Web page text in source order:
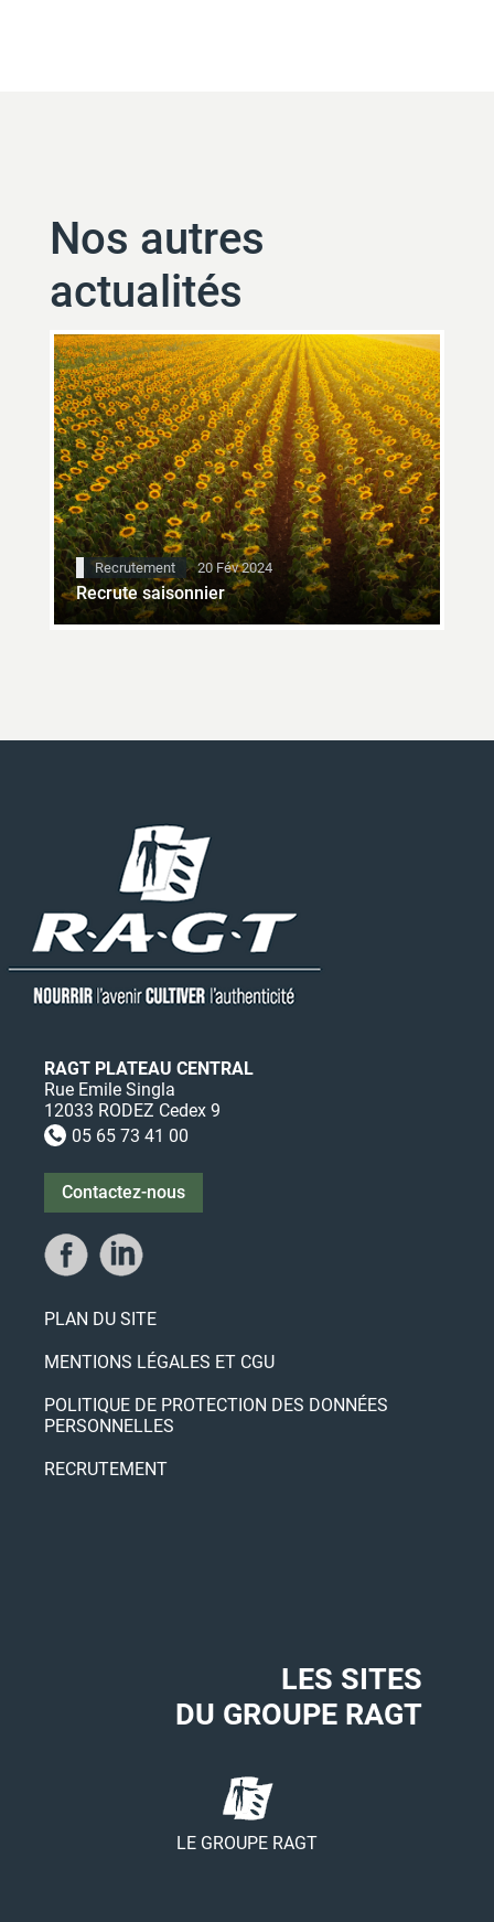
Nos autres
actualités
Recrutement 20 Fév 2024
Recrute saisonnier
RAGT PLATEAU CENTRAL
Rue Emile Singla
12033 RODEZ Cedex 9
 05 65 73 41 00
Contactez-nous
PLAN DU SITE
MENTIONS LÉGALES ET CGU
POLITIQUE DE PROTECTION DES DONNÉES
PERSONNELLES
RECRUTEMENT
LES SITES
DU GROUPE RAGT
LE GROUPE RAGT